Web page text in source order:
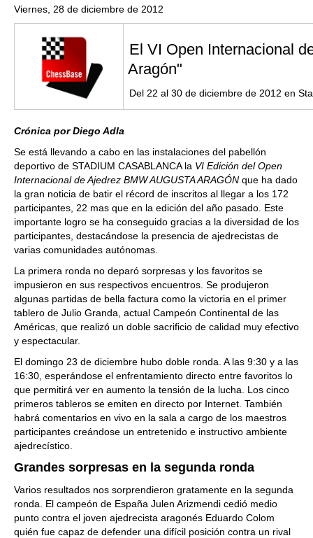
more personalised approach than ever before.
Viernes, 28 de diciembre de 2012
El VI Open Internacional
Aragón"
Del 22 al 30 de diciembre de 2012 en
Crónica por Diego Adla
Se está llevando a cabo en las instalaciones del pabellón
deportivo de STADIUM CASABLANCA la VI Edición del Open
Internacional de Ajedrez BMW AUGUSTA ARAGÓN que ha dado
la gran noticia de batir el récord de inscritos al llegar a los 172
participantes, 22 mas que en la edición del año pasado. Este
importante logro se ha conseguido gracias a la diversidad de los
participantes, destacándose la presencia de ajedrecistas de
varias comunidades autónomas.
La primera ronda no deparó sorpresas y los favoritos se
impusieron en sus respectivos encuentros. Se produjeron
algunas partidas de bella factura como la victoria en el primer
tablero de Julio Granda, actual Campeón Continental de las
Américas, que realizó un doble sacrificio de calidad muy efectivo
y espectacular.
El domingo 23 de diciembre hubo doble ronda. A las 9:30 y a las
16:30, esperándose el enfrentamiento directo entre favoritos lo
que permitirá ver en aumento la tensión de la lucha. Los cinco
primeros tableros se emiten en directo por Internet. También
habrá comentarios en vivo en la sala a cargo de los maestros
participantes creándose un entretenido e instructivo ambiente
ajedrecístico.
Grandes sorpresas en la segunda ronda
Varios resultados nos sorprendieron gratamente en la segunda
ronda. El campeón de España Julen Arizmendi cedió medio
punto contra el joven ajedrecista aragonés Eduardo Colom
quién fue capaz de defender una difícil posición contra un rival